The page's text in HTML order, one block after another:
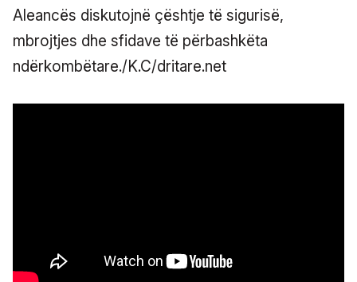
Aleancës diskutojnë çështje të sigurisë,
mbrojtjes dhe sfidave të përbashkëta
ndërkombëtare./K.C/dritare.net